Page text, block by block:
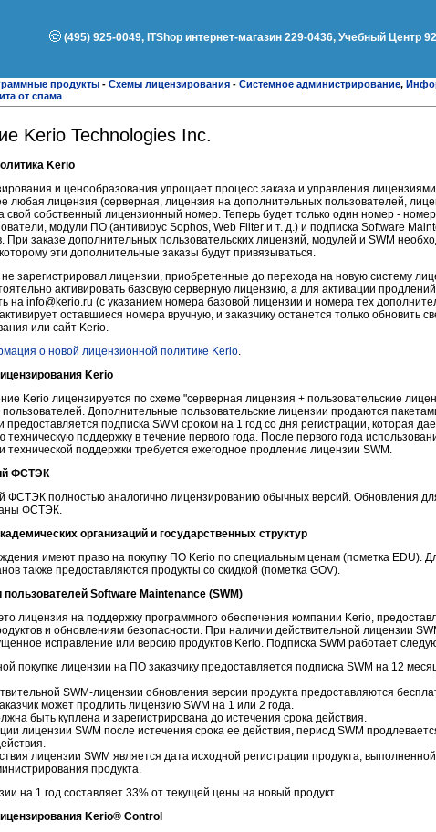
(495) 925-0049, ITShop интернет-магазин 229-0436, Учебный Центр
продукты - Схемы лицензирования - Системное администрирование,
от спама
Kerio Technologies Inc.
Kerio
и ценообразования упрощает процесс заказа и управления
любая лицензия (серверная, лицензия на дополнительных пользователей,
свой собственный лицензионный номер. Теперь будет только один номер -
модули ПО (антивирус Sophos, Web Filter и т. д.) и подписка Software
заказе дополнительных пользовательских лицензий, модулей и SWM
эти дополнительные заказы будут привязываться.
зарегистрировал лицензии, приобретенные до перехода на новую систему
активировать базовую серверную лицензию, а для активации
на info@kerio.ru (с указанием номера базовой лицензии и номера тех
оставшиеся номера вручную, и заказчику останется только обновить
или сайт Kerio.
о новой лицензионной политике Kerio
Kerio
Kerio лицензируется по схеме "серверная лицензия + пользовательские
Дополнительные пользовательские лицензии продаются
предоставляется подписка SWM сроком на 1 год со дня регистрации, которая
техническую поддержку в течение первого года. После первого года
технической поддержки требуется ежегодное продление лицензии SWM.
ФСТЭК
ФСТЭК полностью аналогично лицензированию обычных версий. Обновления
ФСТЭК.
организаций и государственных структур
имеют право на покупку ПО Kerio по специальным ценам (пометка EDU).
также предоставляются продукты со скидкой (пометка GOV).
Software Maintenance (SWM)
лицензия на поддержку программного обеспечения компании Kerio,
и обновлениям безопасности. При наличии действительной лицензии
исправление или версию продуктов Kerio. Подписка SWM работает
покупке лицензии на ПО заказчику предоставляется подписка SWM на 12
SWM-лицензии обновления версии продукта предоставляются
может продлить лицензию SWM на 1 или 2 года.
быть куплена и зарегистрирована до истечения срока действия.
лицензии SWM после истечения срока ее действия, период SWM
лицензии SWM является дата исходной регистрации продукта,
продукта.
на 1 год составляет 33% от текущей цены на новый продукт.
Kerio® Control